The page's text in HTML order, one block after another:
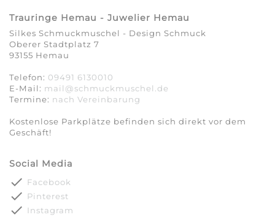
Trauringe Hemau - Juwelier Hemau
Silkes Schmuckmuschel - Design Schmuck
Oberer Stadtplatz 7
93155 Hemau
Telefon: 09491 6130010
E-Mail: mail@schmuckmuschel.de
Termine: nach Vereinbarung​​​​​​​
Kostenlose Parkplätze befinden sich direkt vor dem
Geschäft!
Social Media
done Facebook
done Pinterest
done Instagram